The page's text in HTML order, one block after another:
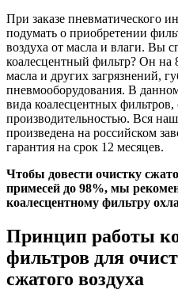
При заказе пневматического
подумать о приобретении
воздуха от масла и влаги. Вы
коалесцентный фильтр? Он на
масла и других загрязнений,
пневмооборудования. В
вида коалесцентных
производительностью. Вся
произведена на российском
гарантия на срок 12 месяцев.
Чтобы довести очистку
примесей до 98%, мы
коалесцентному фильтру
Принцип работы
фильтров для
сжатого воздуха